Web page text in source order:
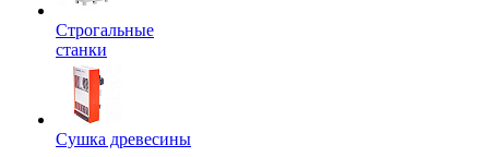
Строгальные
станки
Сушка древесины